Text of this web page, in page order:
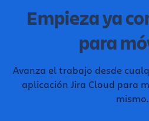
Empieza ya
para
Avanza el trabajo desde
aplicación Jira Cloud para
mismo.